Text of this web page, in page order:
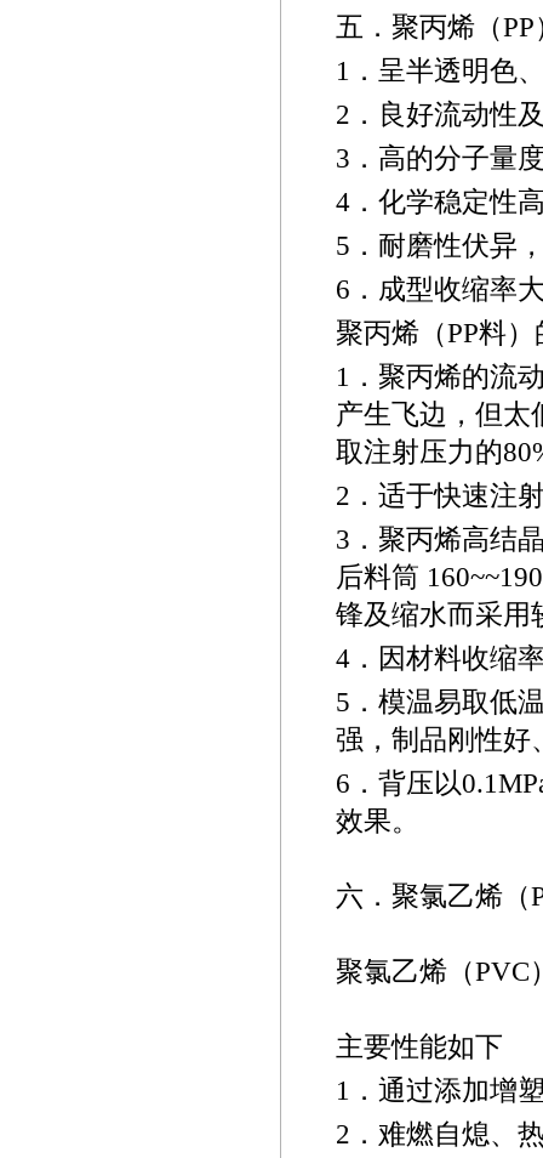
五．聚丙烯（PP
1 ．呈半透明色
2 ．良好流动性
3 ．高的分子量
4 ．化学稳定性
5 ．耐磨性伏异
6 ．成型收缩率
聚丙烯（PP料）
1 ．聚丙烯的流
产生飞边，但太
取注射压力的
2 ．适于快速注
3 ．聚丙烯高结
后料筒 160~~190
锋及缩水而采用
4 ．因材料收缩
5 ．模温易取低
强，制品刚性好
6 ．背压以
效果。
六．聚氯乙烯（
聚氯乙烯（PVC
主要性能如下
1 ．通过添加增
2 ．难燃自熄、